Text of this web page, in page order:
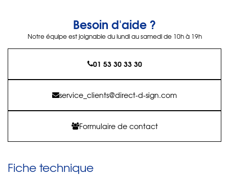
Besoin d'aide ?
Notre équipe est joignable du lundi au samedi de 10h à 19h
01 53 30 33 30
service_clients@direct-d-sign.com
Formulaire de contact
Fiche technique